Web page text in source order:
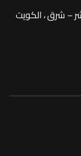
– شرق ، الكويت